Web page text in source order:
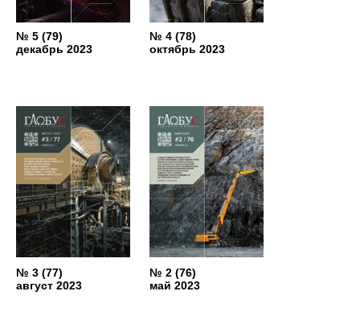
№ 5 (79)
декабрь 2023
№ 4 (78)
октябрь 2023
№ 3 (77)
август 2023
№ 2 (76)
май 2023